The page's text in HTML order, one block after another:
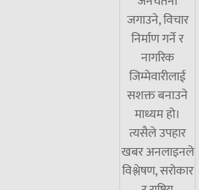
जगाउने, विचार
निर्माण गर्ने र
नागरिक
जिम्मेवारीलाई
सशक्त बनाउने
माध्यम हो।
त्यसैले उपहार
खबर अनलाइनले
विश्लेषण, सरोकार